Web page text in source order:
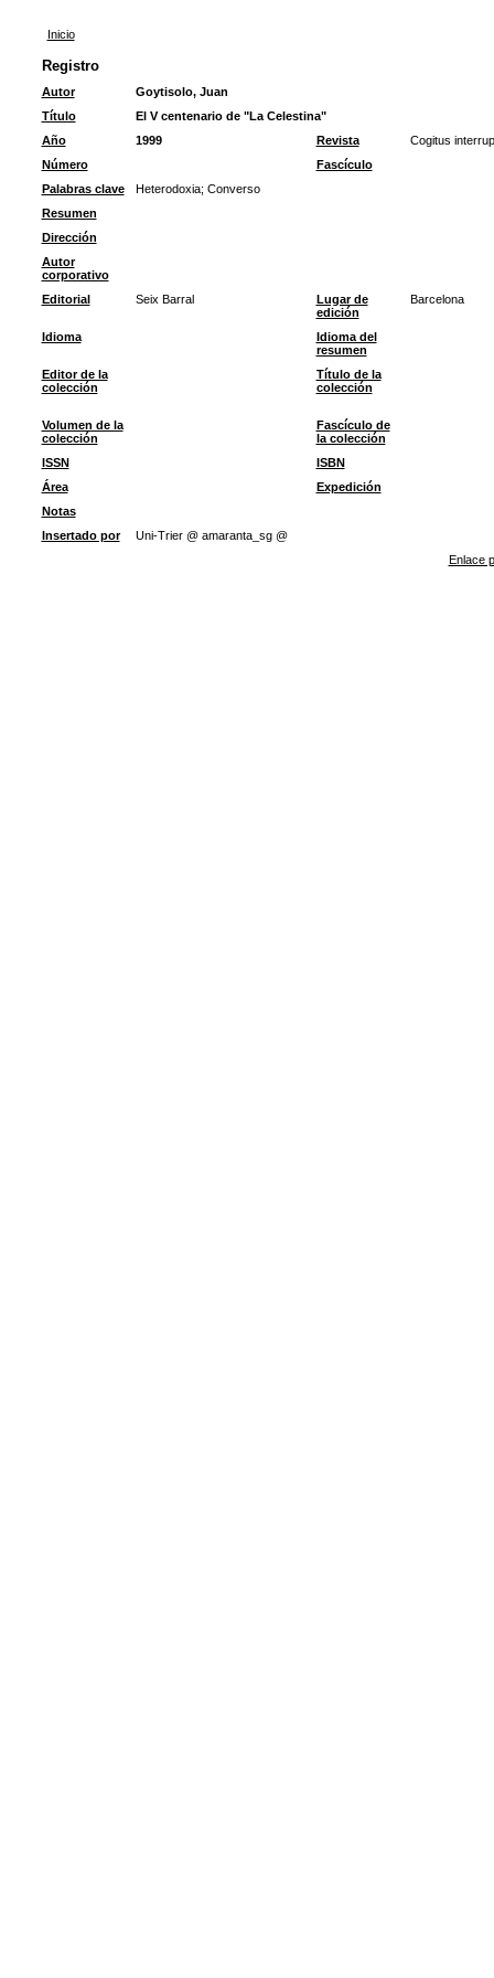
Inicio
Registro
Autor
Goytisolo, Juan
Título
El V centenario de "La Celestina"
Año
1999 Revista
Cogitus
Número
Fascículo
Palabras clave
Heterodoxia; Converso
Resumen
Dirección
Autor
corporativo
Editorial
Seix Barral
Lugar de
edición
Barcelona
Idioma
Idioma del
resumen
Editor de la
colección
Título de la
colección
Volumen de la
colección
Fascículo de
la colección
ISSN
ISBN
Área
Expedición
Notas
Insertado por
Uni-Trier @ amaranta_sg @
Enlace